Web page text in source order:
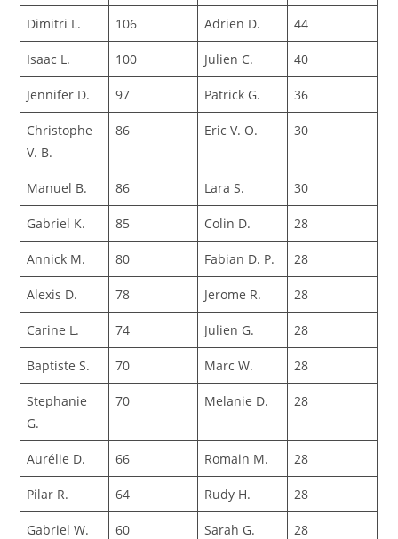
Dimitri L. 106 Adrien D. 44
Isaac L. 100 Julien C. 40
Jennifer D. 97 Patrick G. 36
Christophe
V. B.
86 Eric V. O. 30
Manuel B. 86 Lara S. 30
Gabriel K. 85 Colin D. 28
Annick M. 80 Fabian D. P. 28
Alexis D. 78 Jerome R. 28
Carine L. 74 Julien G. 28
Baptiste S. 70 Marc W. 28
Stephanie
G.
70 Melanie D. 28
Aurélie D. 66 Romain M. 28
Pilar R. 64 Rudy H. 28
Gabriel W. 60 Sarah G. 28